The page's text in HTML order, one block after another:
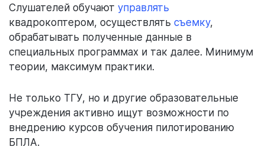
Слушателей обучают управлять
квадрокоптером, осуществлять съемку,
обрабатывать полученные данные в
специальных программах и так далее. Минимум
теории, максимум практики.
Не только ТГУ, но и другие образовательные
учреждения активно ищут возможности по
внедрению курсов обучения пилотированию
БПЛА.